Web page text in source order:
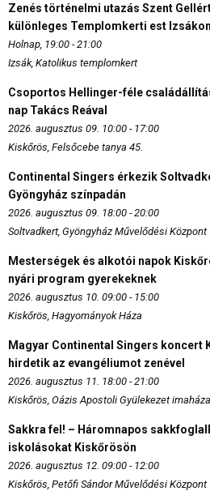
Zenés történelmi utazás Szent
különleges Templomkerti est Izsákon
Holnap, 19:00 - 21:00
Izsák, Katolikus templomkert
Csoportos Hellinger-féle
nap Takács Reával
2026. augusztus 09. 10:00 - 17:00
Kiskőrös, Felsőcebe tanya 45.
Continental Singers érkezik
Gyöngyház színpadán
2026. augusztus 09. 18:00 - 20:00
Soltvadkert, Gyöngyház Művelődési Központ
Mesterségek és alkotói napok
nyári program gyerekeknek
2026. augusztus 10. 09:00 - 15:00
Kiskőrös, Hagyományok Háza
Magyar Continental Singers koncert
hirdetik az evangéliumot zenével
2026. augusztus 11. 18:00 - 21:00
Kiskőrös, Oázis Apostoli Gyülekezet
Sakkra fel! – Háromnapos
iskolásokat Kiskőrösön
2026. augusztus 12. 09:00 - 12:00
Kiskőrös, Petőfi Sándor Művelődési Központ